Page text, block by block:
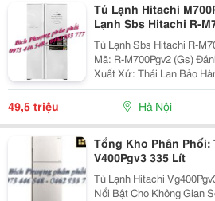
Tủ Lạnh Hitachi
Lạnh Sbs Hitachi R-
Tủ Lạnh Sbs Hitachi R-
Mã: R-M700Pgv2 (Gs) Đánh Giá: Thương Hiệu: Hitachi
Xuất Xứ: Thái Lan Bảo Hành: 1 Năm Kho Hàng: Đang
Có Hàng Vận Chuyển: Miễn Phí Vận Chuyển 10Km Nội
Thành Hà Nội Gi
49,5 triệu Hà Nội
Tổng Kho Phân Phối:
V400Pgv3 335 Lít
Tủ Lạnh Hitachi
Nổi Bật Cho Không Gian